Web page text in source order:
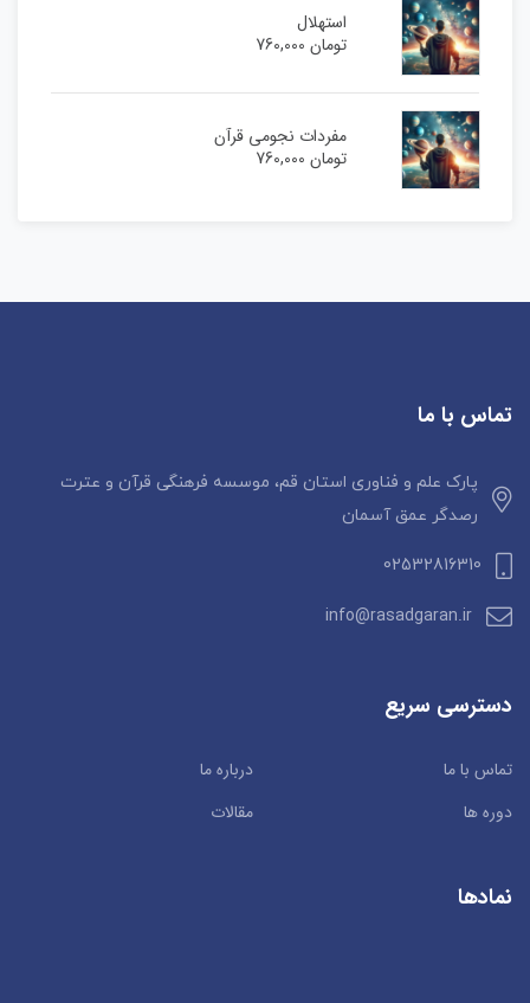
استهلال
تومان760,000
مفردات نجومی قرآن
تومان760,000
تماس با ما
پارک علم و فناوری استان قم، موسسه فرهنگی قرآن و عترت
رصدگر عمق آسمان
02532816310
info@rasadgaran.ir
دسترسی سریع
تماس با ما
درباره ما
دوره ها
مقالات
نمادها